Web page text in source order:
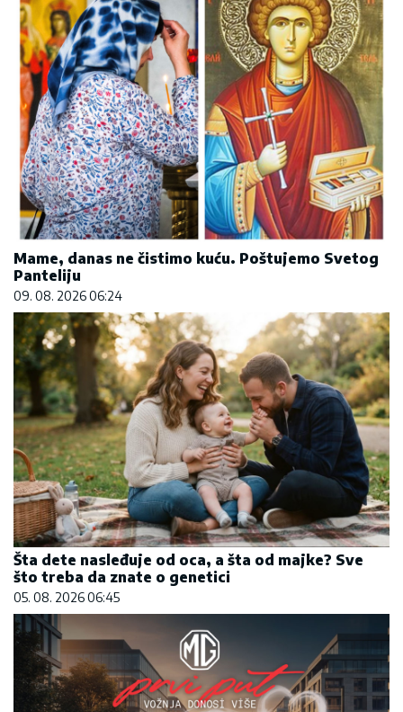
Mame, danas ne čistimo kuću. Poštujemo Svetog
Panteliju
09. 08. 2026 06:24
Šta dete nasleđuje od oca, a šta od majke? Sve
što treba da znate o genetici
05. 08. 2026 06:45